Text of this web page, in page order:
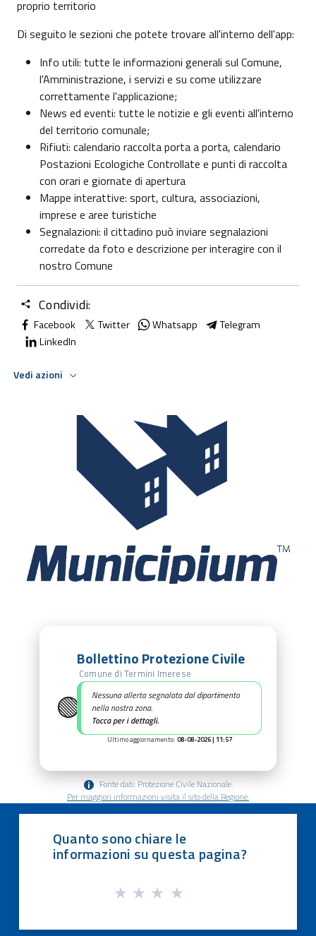
proprio territorio
Di seguito le sezioni che potete trovare all'interno dell'app:
Info utili: tutte le informazioni generali sul Comune,
l'Amministrazione, i servizi e su come utilizzare
correttamente l'applicazione;
News ed eventi: tutte le notizie e gli eventi all'interno
del territorio comunale;
Rifiuti: calendario raccolta porta a porta, calendario
Postazioni Ecologiche Controllate e punti di raccolta
con orari e giornate di apertura
Mappe interattive: sport, cultura, associazioni,
imprese e aree turistiche
Segnalazioni: il cittadino può inviare segnalazioni
corredate da foto e descrizione per interagire con il
nostro Comune
Condividi:
Facebook Twitter Whatsapp
Telegram
LinkedIn
Vedi azioni
🟢
Bollettino Protezione Civile
Comune di Termini Imerese
Nessuna allerta segnalata dal dipartimento
nella nostra zona.
Tocca per i dettagli.
Ultimo aggiornamento: 08-08-2026 | 11:57
Fonte dati: Protezione Civile Nazionale.
Per maggiori informazioni visita il sito della Regione.
Quanto sono chiare le
informazioni su questa pagina?